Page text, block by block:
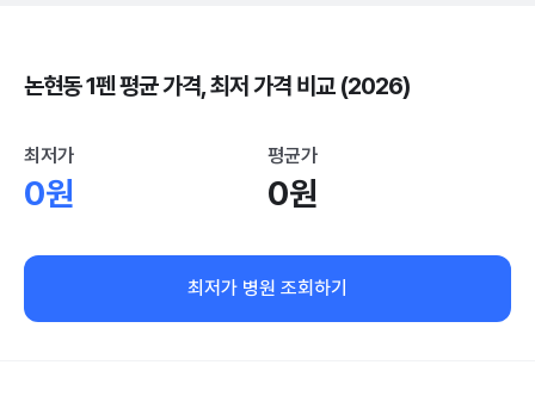
논현동 1펜 평균 가격, 최저 가격 비교 (2026)
최저가
0원
평균가
0원
최저가 병원 조회하기